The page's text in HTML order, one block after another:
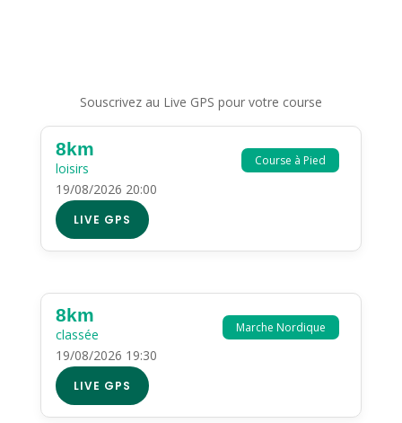
Souscrivez au Live GPS pour votre course
Course à Pied
8km
loisirs
19/08/2026 20:00
LIVE GPS
Marche Nordique
8km
classée
19/08/2026 19:30
LIVE GPS